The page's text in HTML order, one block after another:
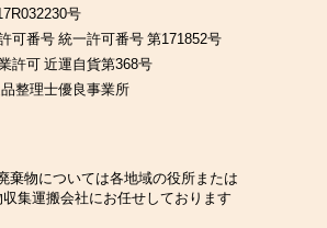
号
可番号 統一許可番号 第171852号
許可 近運自貨第368号
整理士優良事業所
棄物については各地域の役所または
集運搬会社にお任せしております